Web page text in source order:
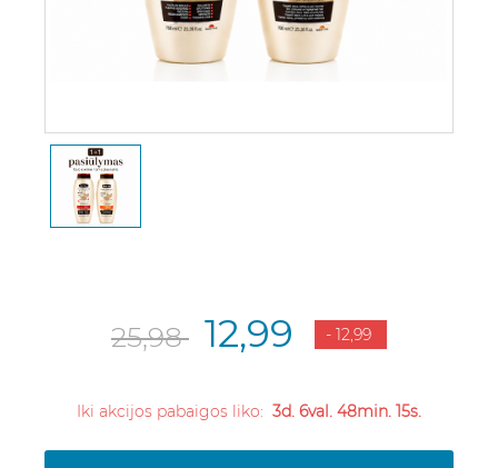
25,98 12,99 - 12,99
Iki akcijos pabaigos liko: 3d. 6val. 48min. 15s.